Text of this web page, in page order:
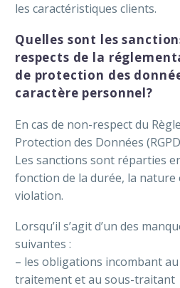
les caractéristiques clients.
Quelles sont les
respects de la
de protection des
caractère personnel?
En cas de non-respect du
Protection des Données
Les sanctions sont réparties
fonction de la durée, la nature
violation.
Lorsqu’il s’agit d’un des
suivantes :
– les obligations incombant
traitement et au sous-traitant